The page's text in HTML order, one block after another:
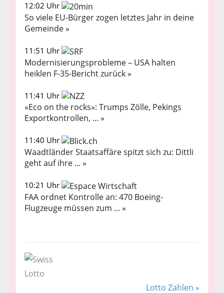
12:02 Uhr
So viele EU-Bürger zogen letztes Jahr in deine
Gemeinde »
11:51 Uhr
Modernisierungsprobleme – USA halten
heiklen F-35-Bericht zurück »
11:41 Uhr
«Eco on the rocks»: Trumps Zölle, Pekings
Exportkontrollen, ... »
11:40 Uhr
Waadtländer Staatsaffäre spitzt sich zu: Dittli
geht auf ihre ... »
10:21 Uhr
FAA ordnet Kontrolle an: 470 Boeing-
Flugzeuge müssen zum ... »
Lotto Zahlen »